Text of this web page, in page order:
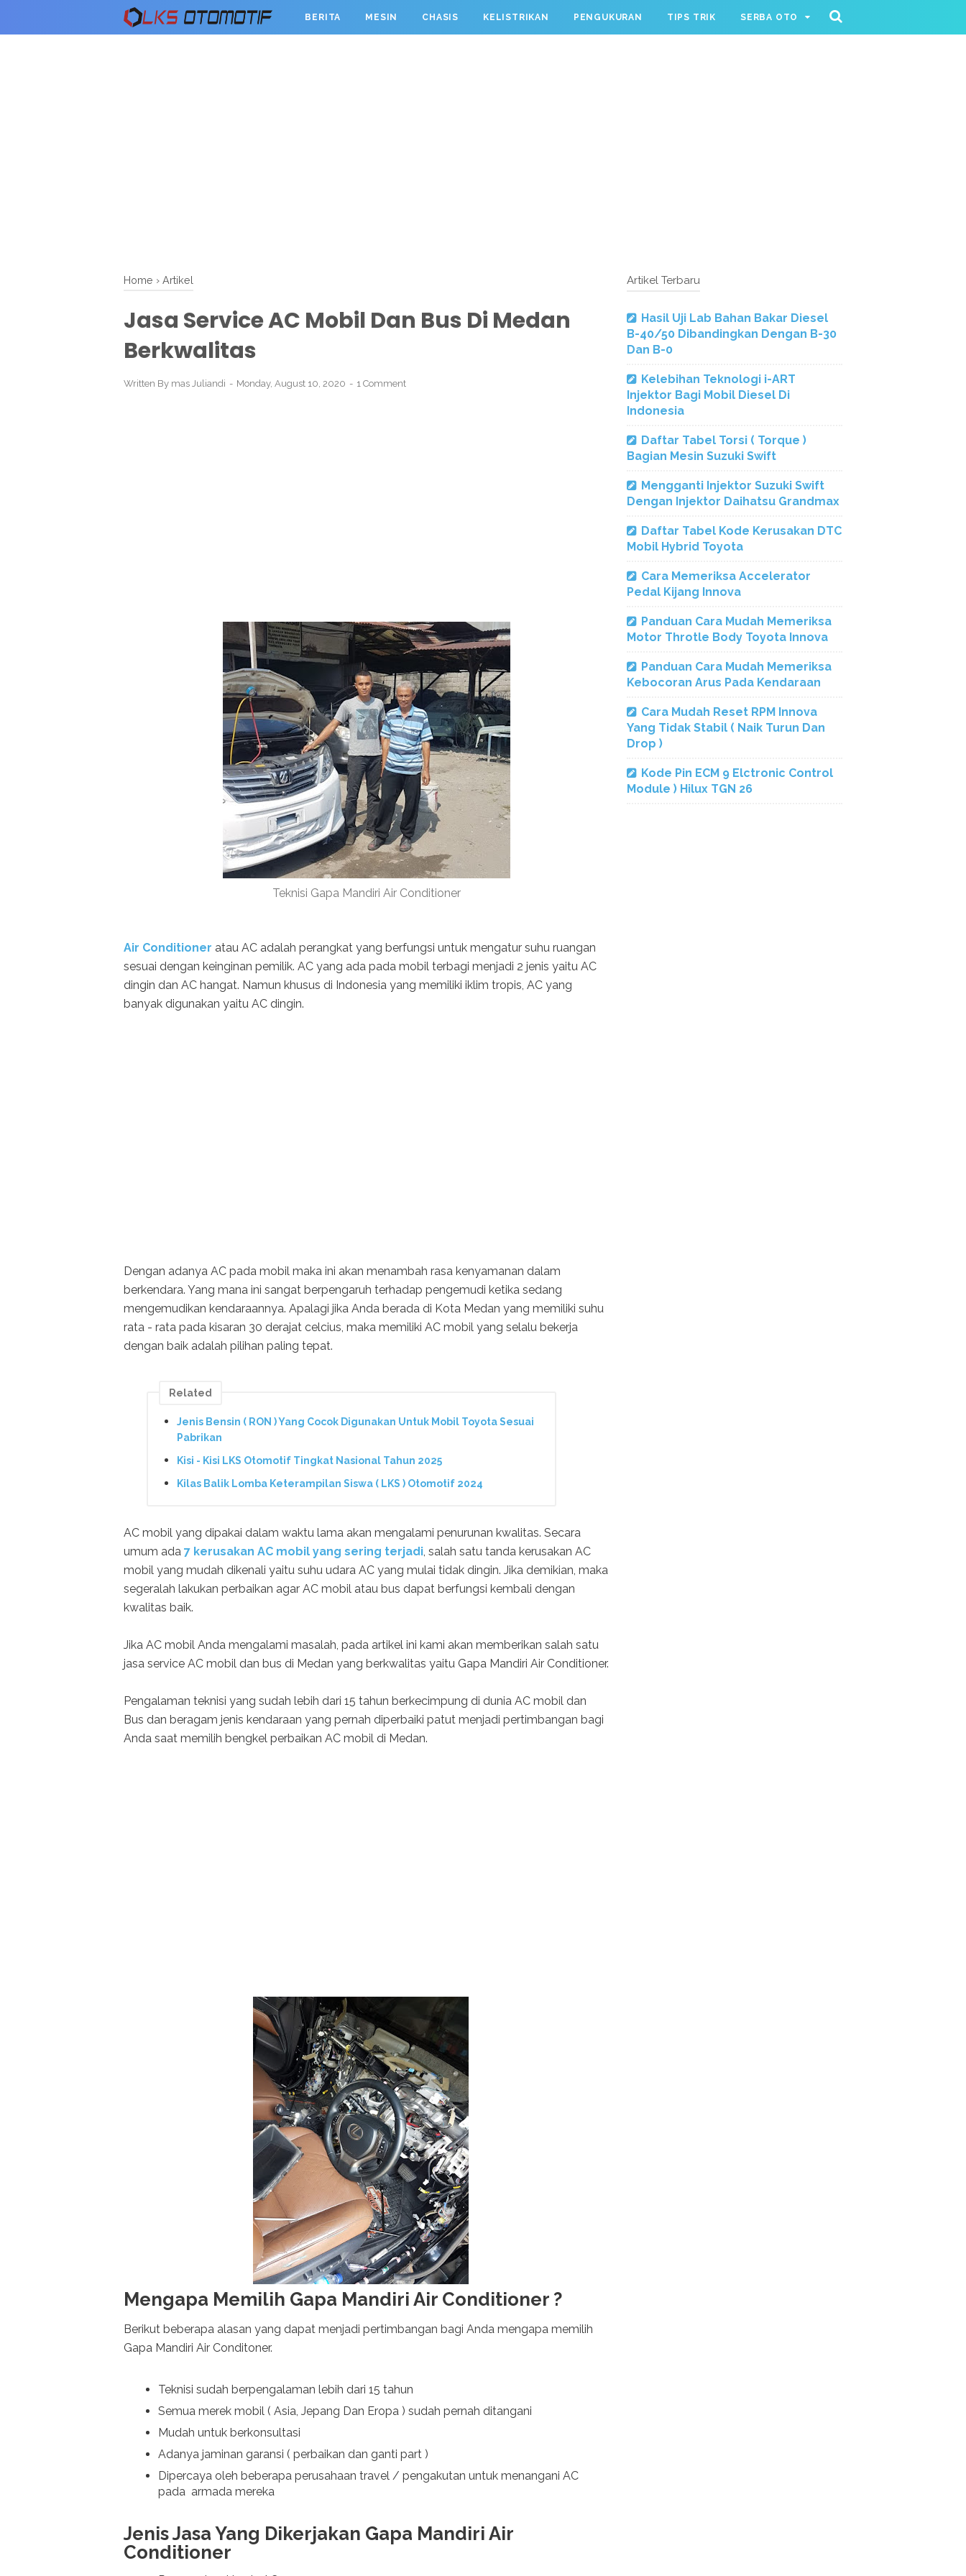
BERITA MESIN CHASIS KELISTRIKAN PENGUKURAN TIPS TRIK SERBA OTO
Home › Artikel
Jasa Service AC Mobil Dan Bus Di Medan
Berkwalitas
Written By mas Juliandi Monday, August 10, 2020 1 Comment
Teknisi Gapa Mandiri Air Conditioner
Air Conditioner atau AC adalah perangkat yang berfungsi untuk mengatur suhu ruangan
sesuai dengan keinginan pemilik. AC yang ada pada mobil terbagi menjadi 2 jenis yaitu AC
dingin dan AC hangat. Namun khusus di Indonesia yang memiliki iklim tropis, AC yang
banyak digunakan yaitu AC dingin.
Dengan adanya AC pada mobil maka ini akan menambah rasa kenyamanan dalam
berkendara. Yang mana ini sangat berpengaruh terhadap pengemudi ketika sedang
mengemudikan kendaraannya. Apalagi jika Anda berada di Kota Medan yang memiliki suhu
rata - rata pada kisaran 30 derajat celcius, maka memiliki AC mobil yang selalu bekerja
dengan baik adalah pilihan paling tepat.
Related
Jenis Bensin ( RON ) Yang Cocok Digunakan Untuk Mobil Toyota Sesuai
Pabrikan
Kisi - Kisi LKS Otomotif Tingkat Nasional Tahun 2025
Kilas Balik Lomba Keterampilan Siswa ( LKS ) Otomotif 2024
AC mobil yang dipakai dalam waktu lama akan mengalami penurunan kwalitas. Secara
umum ada 7 kerusakan AC mobil yang sering terjadi, salah satu tanda kerusakan AC
mobil yang mudah dikenali yaitu suhu udara AC yang mulai tidak dingin. Jika demikian, maka
segeralah lakukan perbaikan agar AC mobil atau bus dapat berfungsi kembali dengan
kwalitas baik.
Jika AC mobil Anda mengalami masalah, pada artikel ini kami akan memberikan salah satu
jasa service AC mobil dan bus di Medan yang berkwalitas yaitu Gapa Mandiri Air Conditioner.
Pengalaman teknisi yang sudah lebih dari 15 tahun berkecimpung di dunia AC mobil dan
Bus dan beragam jenis kendaraan yang pernah diperbaiki patut menjadi pertimbangan bagi
Anda saat memilih bengkel perbaikan AC mobil di Medan.
Mengapa Memilih Gapa Mandiri Air Conditioner ?
Berikut beberapa alasan yang dapat menjadi pertimbangan bagi Anda mengapa memilih
Gapa Mandiri Air Conditoner.
Teknisi sudah berpengalaman lebih dari 15 tahun
Semua merek mobil ( Asia, Jepang Dan Eropa ) sudah pernah ditangani
Mudah untuk berkonsultasi
Adanya jaminan garansi ( perbaikan dan ganti part )
Dipercaya oleh beberapa perusahaan travel / pengakutan untuk menangani AC
pada armada mereka
Jenis Jasa Yang Dikerjakan Gapa Mandiri Air
Conditioner
Artikel Terbaru
Hasil Uji Lab Bahan Bakar Diesel
B-40/50 Dibandingkan Dengan B-30
Dan B-0
Kelebihan Teknologi i-ART
Injektor Bagi Mobil Diesel Di
Indonesia
Daftar Tabel Torsi ( Torque )
Bagian Mesin Suzuki Swift
Mengganti Injektor Suzuki Swift
Dengan Injektor Daihatsu Grandmax
Daftar Tabel Kode Kerusakan DTC
Mobil Hybrid Toyota
Cara Memeriksa Accelerator
Pedal Kijang Innova
Panduan Cara Mudah Memeriksa
Motor Throtle Body Toyota Innova
Panduan Cara Mudah Memeriksa
Kebocoran Arus Pada Kendaraan
Cara Mudah Reset RPM Innova
Yang Tidak Stabil ( Naik Turun Dan
Drop )
Kode Pin ECM 9 Elctronic Control
Module ) Hilux TGN 26